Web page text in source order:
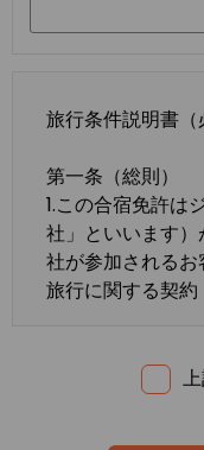
旅行条件説明書（
第一条（総則）
1.この合宿免許は
社」といいます
社が参加される
旅行に関する契
たは一般に確立